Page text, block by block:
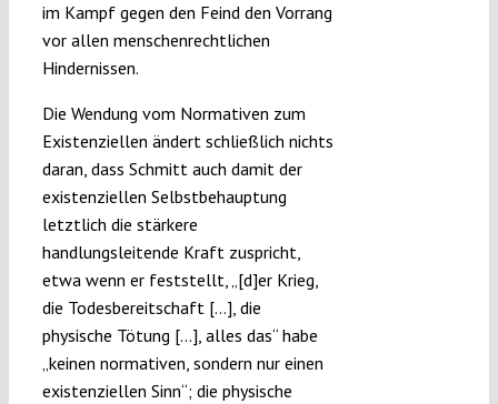
im Kampf gegen den Feind den Vorrang
vor allen menschenrechtlichen
Hindernissen.
Die Wendung vom Normativen zum
Existenziellen ändert schließlich nichts
daran, dass Schmitt auch damit der
existenziellen Selbstbehauptung
letztlich die stärkere
handlungsleitende Kraft zuspricht,
etwa wenn er feststellt, „[d]er Krieg,
die Todesbereitschaft […], die
physische Tötung […], alles das“ habe
„keinen normativen, sondern nur einen
existenziellen Sinn“; die physische